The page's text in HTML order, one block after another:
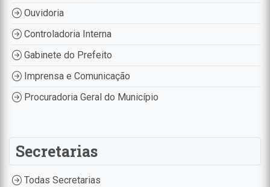
Ouvidoria
Controladoria Interna
Gabinete do Prefeito
Imprensa e Comunicação
Procuradoria Geral do Município
Secretarias
Todas Secretarias